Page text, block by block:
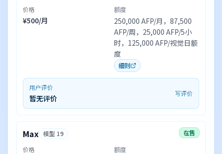
价格
¥500/月
额度
250,000 AFP/月，87,500
AFP/周，25,000 AFP/5小
时，125,000 AFP/视觉日额
度
细则
用户评价
暂无评价
写评价
Max 模型 19
在售
价格
额度